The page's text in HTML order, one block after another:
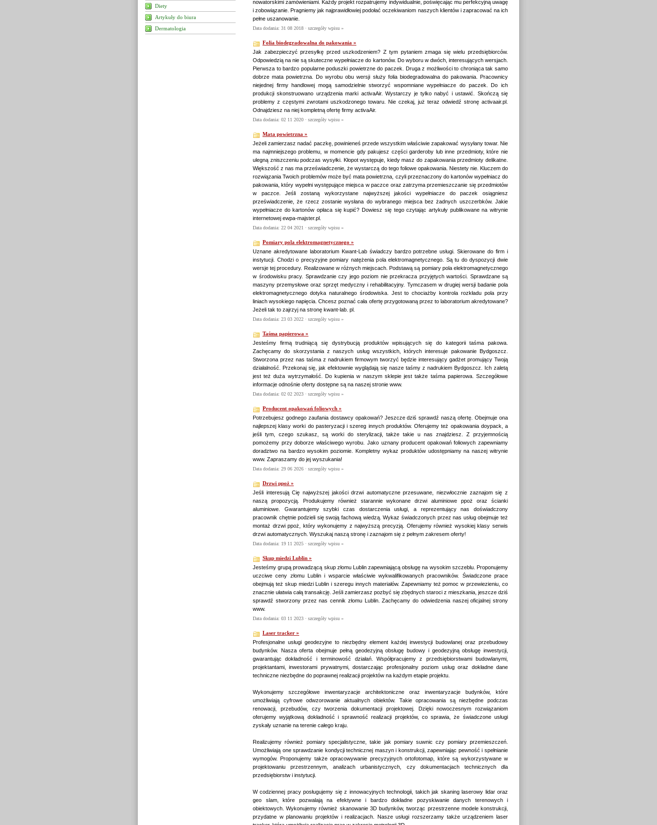
Diety
Artykuły do biura
Dermatologia
nowatorskimi zamówieniami. Każdy projekt rozpatrujemy indywidualnie, poświęcając mu perfekcyjną uwagę
i zobowiązanie. Pragniemy jak najprawidłowiej podołać oczekiwaniom naszych klientów i zapracować na ich
pełne uszanowanie.
Data dodania: 31 08 2018 · szczegóły wpisu »
Folia biodegradowalna do pakowania »
Jak zabezpieczyć przesyłkę przed uszkodzeniem? Z tym pytaniem zmaga się wielu przedsiębiorców.
Odpowiedzią na nie są skuteczne wypełniacze do kartonów. Do wyboru w dwóch, interesujących wersjach.
Pierwsza to bardzo popularne poduszki powietrzne do paczek. Druga z możliwości to chroniąca tak samo
dobrze mata powietrzna. Do wyrobu obu wersji służy folia biodegradowalna do pakowania. Pracownicy
niejednej firmy handlowej mogą samodzielnie stworzyć wspomniane wypełniacze do paczek. Do ich
produkcji skonstruowano urządzenia marki activaAir. Wystarczy je tylko nabyć i ustawić. Skończą się
problemy z częstymi zwrotami uszkodzonego towaru. Nie czekaj, już teraz odwiedź stronę activaair.pl.
Odnajdziesz na niej kompletną ofertę firmy activaAir.
Data dodania: 02 11 2020 · szczegóły wpisu »
Mata powietrzna »
Jeżeli zamierzasz nadać paczkę, powinieneś przede wszystkim właściwie zapakować wysyłany towar. Nie
ma najmniejszego problemu, w momencie gdy pakujesz części garderoby lub inne przedmioty, które nie
ulegną zniszczeniu podczas wysyłki. Kłopot występuje, kiedy masz do zapakowania przedmioty delikatne.
Większość z nas ma przeświadczenie, że wystarczą do tego foliowe opakowania. Niestety nie. Kluczem do
rozwiązania Twoich problemów może być mata powietrzna, czyli przeznaczony do kartonów wypełniacz do
pakowania, który wypełni występujące miejsca w paczce oraz zatrzyma przemieszczanie się przedmiotów
w paczce. Jeśli zostaną wykorzystane najwyższej jakości wypełniacze do paczek osiągniesz
przeświadczenie, że rzecz zostanie wysłana do wybranego miejsca bez żadnych uszczerbków. Jakie
wypełniacze do kartonów opłaca się kupić? Dowiesz się tego czytając artykuły publikowane na witrynie
internetowej ewpa-majster.pl.
Data dodania: 22 04 2021 · szczegóły wpisu »
Pomiary pola elektromagnetycznego »
Uznane akredytowane laboratorium Kwant-Lab świadczy bardzo potrzebne usługi. Skierowane do firm i
instytucji. Chodzi o precyzyjne pomiary natężenia pola elektromagnetycznego. Są tu do dyspozycji dwie
wersje tej procedury. Realizowane w różnych miejscach. Podstawą są pomiary pola elektromagnetycznego
w środowisku pracy. Sprawdzanie czy jego poziom nie przekracza przyjętych wartości. Sprawdzane są
maszyny przemysłowe oraz sprzęt medyczny i rehabilitacyjny. Tymczasem w drugiej wersji badanie pola
elektromagnetycznego dotyka naturalnego środowiska. Jest to chociażby kontrola rozkładu pola przy
liniach wysokiego napięcia. Chcesz poznać cała ofertę przygotowaną przez to laboratorium akredytowane?
Jeżeli tak to zajrzyj na stronę kwant-lab. pl.
Data dodania: 23 03 2022 · szczegóły wpisu »
Taśma papierowa »
Jesteśmy firmą trudniącą się dystrybucją produktów wpisujących się do kategorii taśma pakowa.
Zachęcamy do skorzystania z naszych usług wszystkich, których interesuje pakowanie Bydgoszcz.
Stworzona przez nas taśma z nadrukiem firmowym tworzyć będzie interesujący gadżet promujący Twoją
działalność. Przekonaj się, jak efektownie wyglądają się nasze taśmy z nadrukiem Bydgoszcz. Ich zaletą
jest też duża wytrzymałość. Do kupienia w naszym sklepie jest także taśma papierowa. Szczegółowe
informacje odnośnie oferty dostępne są na naszej stronie www.
Data dodania: 02 02 2023 · szczegóły wpisu »
Producent opakowań foliowych »
Potrzebujesz godnego zaufania dostawcy opakowań? Jeszcze dziś sprawdź naszą ofertę. Obejmuje ona
najlepszej klasy worki do pasteryzacji i szereg innych produktów. Oferujemy też opakowania doypack, a
jeśli tym, czego szukasz, są worki do sterylizacji, także takie u nas znajdziesz. Z przyjemnością
pomożemy przy doborze właściwego wyrobu. Jako uznany producent opakowań foliowych zapewniamy
doradztwo na bardzo wysokim poziomie. Kompletny wykaz produktów udostępniamy na naszej witrynie
www. Zapraszamy do jej wyszukania!
Data dodania: 29 06 2026 · szczegóły wpisu »
Drzwi ppoż »
Jeśli interesują Cię najwyższej jakości drzwi automatyczne przesuwane, niezwłocznie zaznajom się z
naszą propozycją. Produkujemy również starannie wykonane drzwi aluminiowe ppoż oraz ścianki
aluminiowe. Gwarantujemy szybki czas dostarczenia usługi, a reprezentujący nas doświadczony
pracownik chętnie podzieli się swoją fachową wiedzą. Wykaz świadczonych przez nas usług obejmuje też
montaż drzwi ppoż, który wykonujemy z najwyższą precyzją. Oferujemy również wysokiej klasy serwis
drzwi automatycznych. Wyszukaj naszą stronę i zaznajom się z pełnym zakresem oferty!
Data dodania: 19 11 2025 · szczegóły wpisu »
Skup miedzi Lublin »
Jesteśmy grupą prowadzącą skup złomu Lublin zapewniającą obsługę na wysokim szczeblu. Proponujemy
uczciwe ceny złomu Lublin i wsparcie właściwie wykwalifikowanych pracowników. Świadczone prace
obejmują też skup miedzi Lublin i szeregu innych materiałów. Zapewniamy też pomoc w przewiezieniu, co
znacznie ułatwia całą transakcję. Jeśli zamierzasz pozbyć się zbędnych staroci z mieszkania, jeszcze dziś
sprawdź stworzony przez nas cennik złomu Lublin. Zachęcamy do odwiedzenia naszej oficjalnej strony
www.
Data dodania: 03 11 2023 · szczegóły wpisu »
Laser tracker »
Profesjonalne usługi geodezyjne to niezbędny element każdej inwestycji budowlanej oraz przebudowy
budynków. Nasza oferta obejmuje pełną geodezyjną obsługę budowy i geodezyjną obsługę inwestycji,
gwarantując dokładność i terminowość działań. Współpracujemy z przedsiębiorstwami budowlanymi,
projektantami, inwestorami prywatnymi, dostarczając profesjonalny poziom usług oraz dokładne dane
techniczne niezbędne do poprawnej realizacji projektów na każdym etapie projektu.
Wykonujemy szczegółowe inwentaryzacje architektoniczne oraz inwentaryzacje budynków, które
umożliwiają cyfrowe odwzorowanie aktualnych obiektów. Takie opracowania są niezbędne podczas
renowacji, przebudów, czy tworzenia dokumentacji projektowej. Dzięki nowoczesnym rozwiązaniom
oferujemy wyjątkową dokładność i sprawność realizacji projektów, co sprawia, że świadczone usługi
zyskały uznanie na terenie całego kraju.
Realizujemy również pomiary specjalistyczne, takie jak pomiary suwnic czy pomiary przemieszczeń.
Umożliwiają one sprawdzanie kondycji technicznej maszyn i konstrukcji, zapewniając pewność i spełnianie
wymogów. Proponujemy także opracowywanie precyzyjnych ortofotomap, które są wykorzystywane w
projektowaniu przestrzennym, analizach urbanistycznych, czy dokumentacjach technicznych dla
przedsiębiorstw i instytucji.
W codziennej pracy posługujemy się z innowacyjnych technologii, takich jak skaning laserowy lidar oraz
geo slam, które pozwalają na efektywne i bardzo dokładne pozyskiwanie danych terenowych i
obiektowych. Wykonujemy również skanowanie 3D budynków, tworząc przestrzenne modele konstrukcji,
przydatne w planowaniu projektów i realizacjach. Nasze usługi rozszerzamy także urządzeniem laser